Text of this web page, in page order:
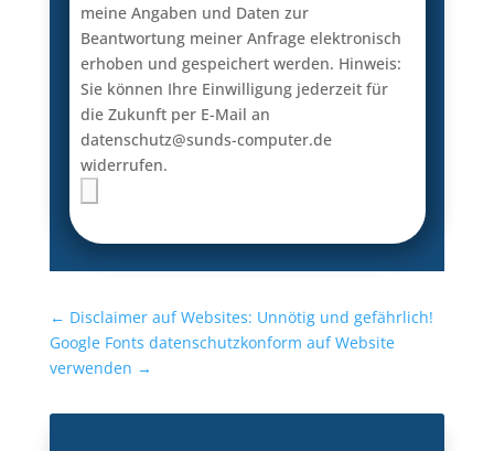
meine Angaben und Daten zur
Beantwortung meiner Anfrage elektronisch
erhoben und gespeichert werden. Hinweis:
Sie können Ihre Einwilligung jederzeit für
die Zukunft per E-Mail an
datenschutz@sunds-computer.de
widerrufen.
← Disclaimer auf Websites: Unnötig und gefährlich!
Google Fonts datenschutzkonform auf Website
verwenden →